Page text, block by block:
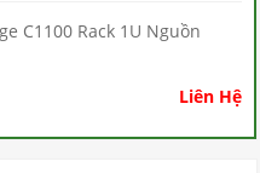
C1100 Rack 1U Nguồn
Liên Hệ